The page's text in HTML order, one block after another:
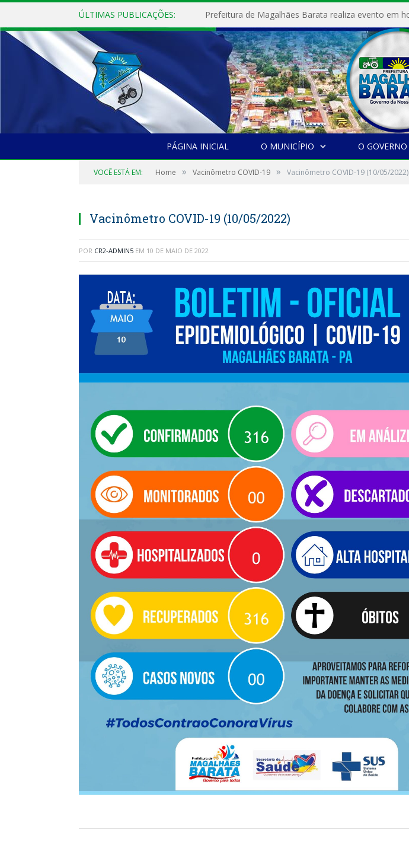
ÚLTIMAS PUBLICAÇÕES:
PÁGINA INICIAL O MUNICÍPIO O GOVERNO
VOCÊ ESTÁ EM: Home » Vacinômetro COVID-19 » Vacinômetro COVID-19 (10/05/2022)
Vacinômetro COVID-19 (10/05/2022)
POR CR2-ADMIN5 EM 10 DE MAIO DE 2022